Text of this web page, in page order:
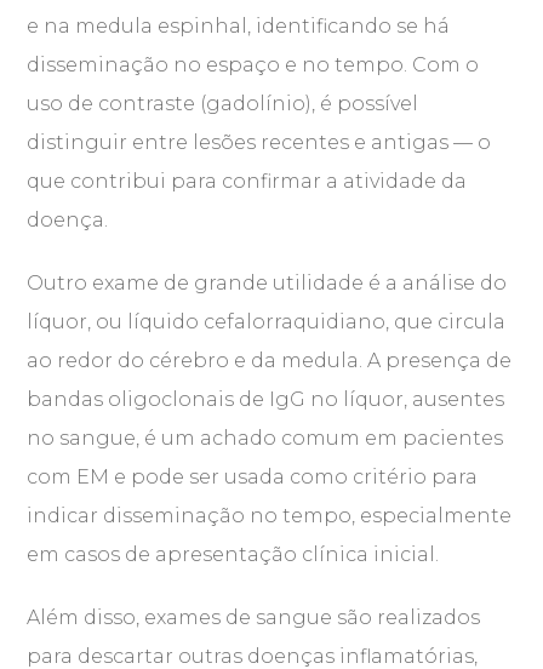
e na medula espinhal, identificando se há
disseminação no espaço e no tempo. Com o
uso de contraste (gadolínio), é possível
distinguir entre lesões recentes e antigas — o
que contribui para confirmar a atividade da
doença.
Outro exame de grande utilidade é a análise do
líquor, ou líquido cefalorraquidiano, que circula
ao redor do cérebro e da medula. A presença de
bandas oligoclonais de IgG no líquor, ausentes
no sangue, é um achado comum em pacientes
com EM e pode ser usada como critério para
indicar disseminação no tempo, especialmente
em casos de apresentação clínica inicial.
Além disso, exames de sangue são realizados
para descartar outras doenças inflamatórias,